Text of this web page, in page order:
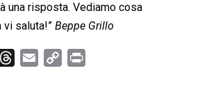
una risposta. Vediamo cosa
vi saluta!” Beppe Grillo